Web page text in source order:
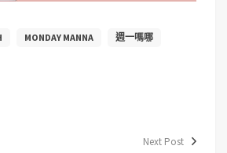
MONDAY MANNA 週一嗎哪
Next Post